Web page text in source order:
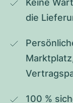
Keine
die
100 %